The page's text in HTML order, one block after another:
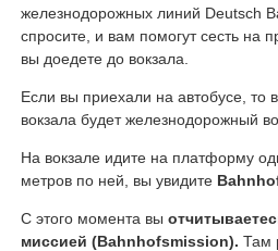
железнодорожных линий Deutsch
спросите, и вам помогут сесть на
вы доедете до вокзала.
Если вы приехали на автобусе, то
вокзала будет железнодорожный
На вокзале идите на платформу
метров по ней, вы увидите
С этого момента вы
миссией (Bahnhofsmission). Там